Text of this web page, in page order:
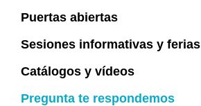
Puertas abiertas
Sesiones informativas y ferias
Catálogos y vídeos
Pregunta te respondemos